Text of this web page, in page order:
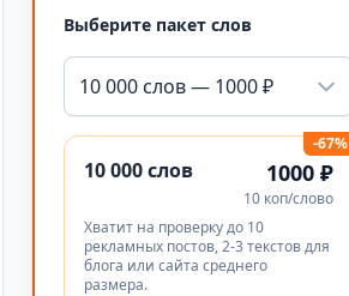
Выберите пакет слов
10 000 слов — 1000 ₽
-67%
10 000 слов 1000 ₽
10 коп/слово
Хватит на проверку до 10
рекламных постов, 2-3 текстов для
блога или сайта среднего
размера.